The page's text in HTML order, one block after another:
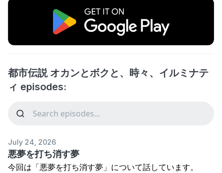
都市伝説 オカンとボクと、時々、イルミナテ
ィ episodes:
July 24, 2026
悪夢を打ち消す夢
今回は「悪夢を打ち消す夢」について話しています。